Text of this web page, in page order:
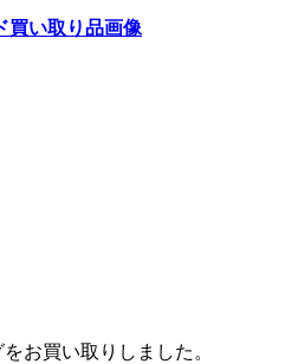
お買い取りしました。